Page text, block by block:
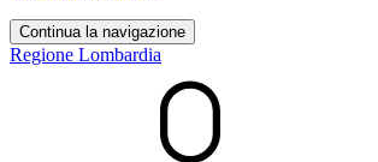
Continua la navigazione
Regione Lombardia